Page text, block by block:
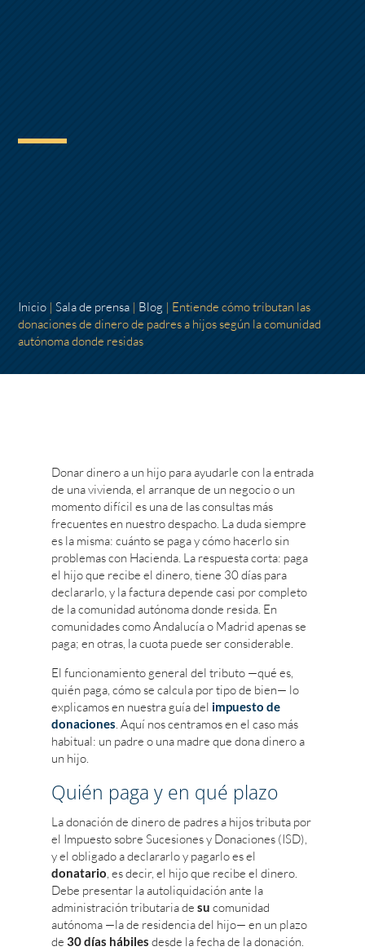
Inicio |Sala de prensa | Blog | Entiende cómo tributan las
donaciones de dinero de padres a hijos según la comunidad
autónoma donde residas
Donar dinero a un hijo para ayudarle con la entrada
de una vivienda, el arranque de un negocio o un
momento difícil es una de las consultas más
frecuentes en nuestro despacho. La duda siempre
es la misma: cuánto se paga y cómo hacerlo sin
problemas con Hacienda. La respuesta corta: paga
el hijo que recibe el dinero, tiene 30 días para
declararlo, y la factura depende casi por completo
de la comunidad autónoma donde resida. En
comunidades como Andalucía o Madrid apenas se
paga; en otras, la cuota puede ser considerable.
El funcionamiento general del tributo —qué es,
quién paga, cómo se calcula por tipo de bien— lo
explicamos en nuestra guía del impuesto de
donaciones. Aquí nos centramos en el caso más
habitual: un padre o una madre que dona dinero a
un hijo.
Quién paga y en qué plazo
La donación de dinero de padres a hijos tributa por
el Impuesto sobre Sucesiones y Donaciones (ISD),
y el obligado a declararlo y pagarlo es el
donatario, es decir, el hijo que recibe el dinero.
Debe presentar la autoliquidación ante la
administración tributaria de su comunidad
autónoma —la de residencia del hijo— en un plazo
de 30 días hábiles desde la fecha de la donación.